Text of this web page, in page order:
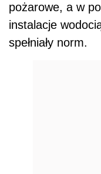
pożarowe, a w
instalacje
spełniały norm.